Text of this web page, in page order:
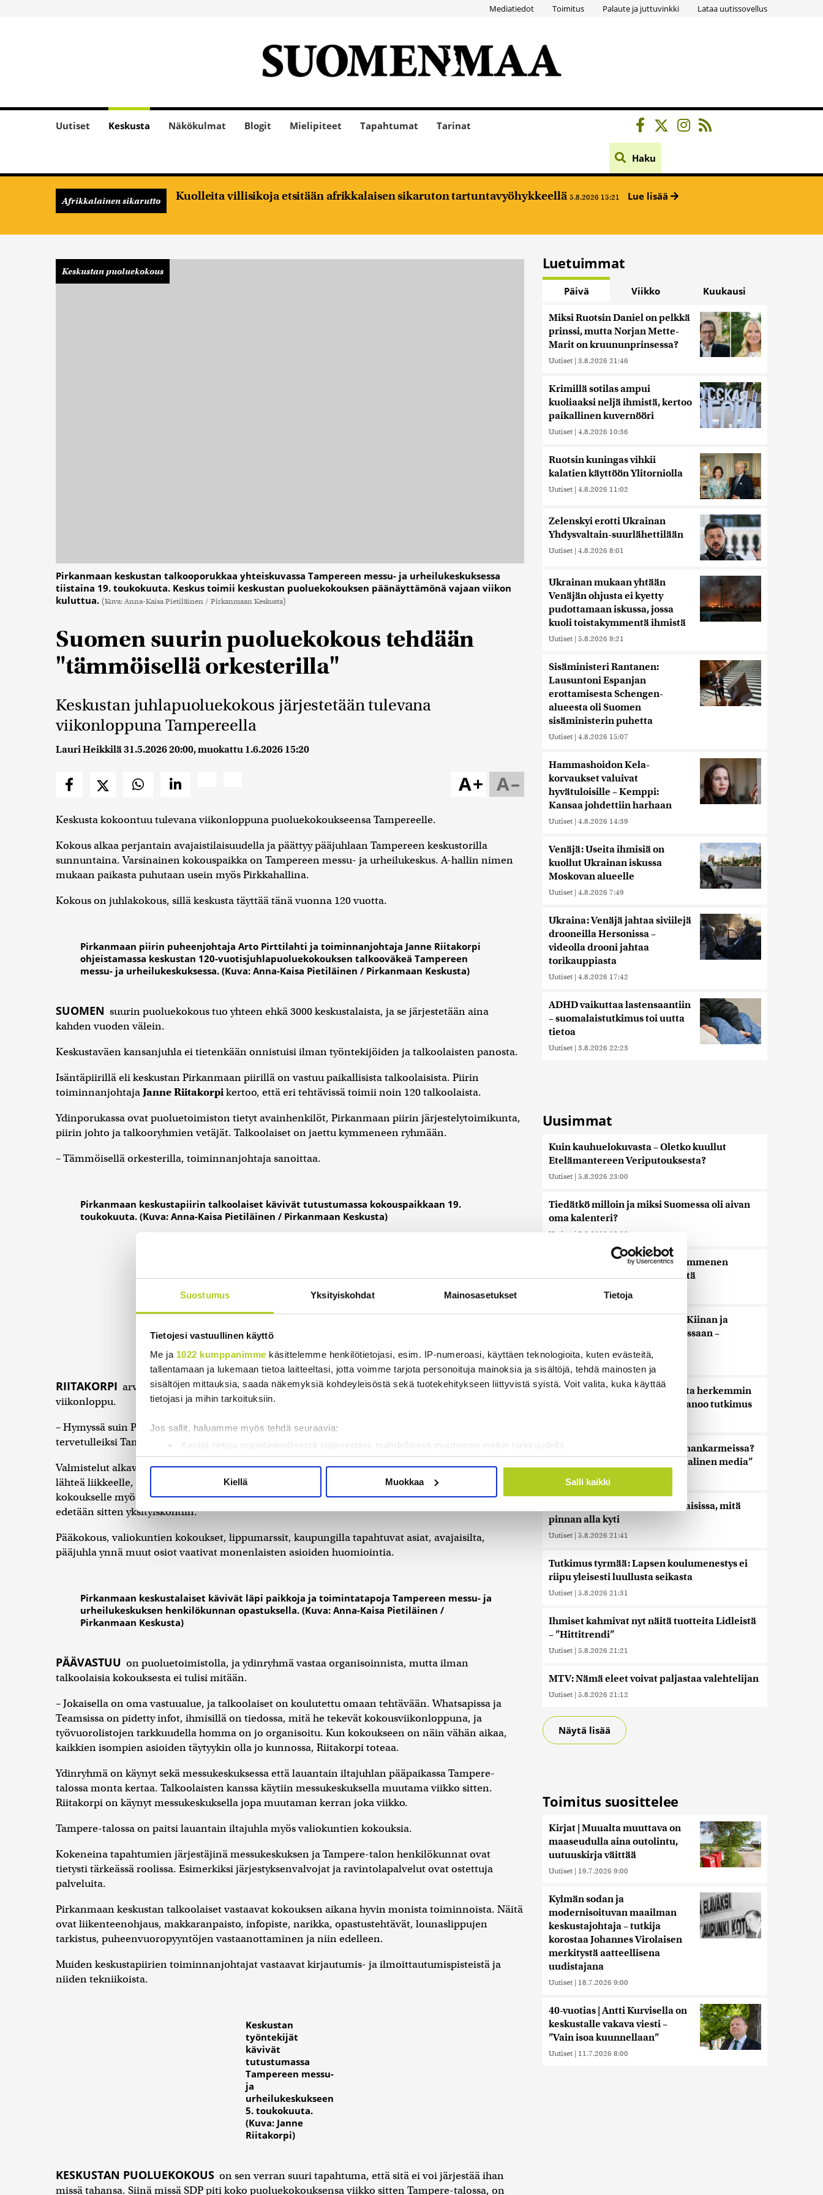
Suostumus Yksityiskohdat Mainosasetukset Tietoja
Tietojesi vastuullinen käyttö
Me ja 1022 kumppanimme käsittelemme henkilötietojasi, esim. IP-numeroasi, käyttäen teknologioita, kuten evästeitä,
tallentamaan ja lukemaan tietoa laitteeltasi, jotta voimme tarjota personoituja mainoksia ja sisältöjä, tehdä mainosten ja
sisältöjen mittauksia, saada näkemyksiä kohdeyleisöstä sekä tuotekehitykseen liittyvistä syistä. Voit valita, kuka käyttää
tietojasi ja mihin tarkoituksiin.
Jos sallit, haluamme myös tehdä seuraavia:
Kerätä tietoja maantieteellisestä sijainnistasi, mahdollisesti muutaman metrin tarkkuudella
Tunnistaa laitteesi skannaamalla sen ominaispiirteitä aktiivisesti (sormenjäljen muodostaminen)
Lue lisää siitä, miten henkilötietojasi käsitellään ja miten voit määrittää asetuksesi
. Voit muuttaa
Käytämme evästeitä tarjoamamme sisällön ja mainosten räätälöimiseen, sosiaalisen median ominaisuuksien tukemiseen
ja kävijämäärämme analysoimiseen. Lisäksi jaamme sosiaalisen median, mainosalan ja analytiikka-alan
kumppaneillemme tietoja siitä, miten käytät sivustoamme. Kumppanimme voivat yhdistää näitä tietoja muihin tietoihin, joita
olet antanut heille tai joita on kerätty, kun olet käyttänyt heidän palvelujaan. Tietoja saatetaan myös siirtää ulkomaille.
Kiellä Muokkaa Salli kaikki
Mediatiedot Toimitus Palaute ja juttuvinkki Lataa uutissovellus
Uutiset Keskusta Näkökulmat Blogit Mielipiteet Tapahtumat Tarinat
Haku
Afrikkalainen sikarutto Kuolleita villisikoja etsitään afrikkalaisen sikaruton tartuntavyöhykkeellä 5.8.2026 15:21 Lue lisää
Keskustan puoluekokous
Pirkanmaan keskustan talkooporukkaa yhteiskuvassa Tampereen messu- ja urheilukeskuksessa
tiistaina 19. toukokuuta. Keskus toimii keskustan puoluekokouksen päänäyttämönä vajaan viikon
kuluttua. (Kuva: Anna-Kaisa Pietiläinen / Pirkanmaan Keskusta)
Suomen suurin puoluekokous tehdään
"tämmöisellä orkesterilla"
Keskustan juhlapuoluekokous järjestetään tulevana
viikonloppuna Tampereella
Lauri Heikkilä31.5.2026 20:00, muokattu 1.6.2026 15:20
A–
A+
Keskusta kokoontuu tulevana viikonloppuna puoluekokoukseensa Tampereelle.
Kokous alkaa perjantain avajaistilaisuudella ja päättyy pääjuhlaan Tampereen keskustorilla
sunnuntaina. Varsinainen kokouspaikka on Tampereen messu- ja urheilukeskus. A-hallin nimen
mukaan paikasta puhutaan usein myös Pirkkahallina.
Kokous on juhlakokous, sillä keskusta täyttää tänä vuonna 120 vuotta.
Pirkanmaan piirin puheenjohtaja Arto Pirttilahti ja toiminnanjohtaja Janne Riitakorpi
ohjeistamassa keskustan 120-vuotisjuhlapuoluekokouksen talkooväkeä Tampereen
messu- ja urheilukeskuksessa. (Kuva: Anna-Kaisa Pietiläinen / Pirkanmaan Keskusta)
SUOMEN suurin puoluekokous tuo yhteen ehkä 3000 keskustalaista, ja se järjestetään aina
kahden vuoden välein.
Keskustaväen kansanjuhla ei tietenkään onnistuisi ilman työntekijöiden ja talkoolaisten panosta.
Isäntäpiirillä eli keskustan Pirkanmaan piirillä on vastuu paikallisista talkoolaisista. Piirin
toiminnanjohtajaJanne Riitakorpikertoo, että eri tehtävissä toimii noin 120 talkoolaista.
Ydinporukassa ovat puoluetoimiston tietyt avainhenkilöt, Pirkanmaan piirin järjestelytoimikunta,
piirin johto ja talkooryhmien vetäjät. Talkoolaiset on jaettu kymmeneen ryhmään.
– Tämmöisellä orkesterilla, toiminnanjohtaja sanoittaa.
Pirkanmaan keskustapiirin talkoolaiset kävivät tutustumassa kokouspaikkaan 19.
toukokuuta. (Kuva: Anna-Kaisa Pietiläinen / Pirkanmaan Keskusta)
kansanjuhlille.
(Kuva: Anna-Kaisa
Pirkanmaan
RIITAKORPI arvelee, että edessä on toisaalta todella työläs, mutta myös todella antoisa
viikonloppu.
– Hymyssä suin Pirkanmaan keskustaväki toivottaa keskustalaiset ympäri Suomen lämpimästi
tervetulleiksi Tampereelle ja juhlakokoukseen.
Valmistelut alkavat toiminnanjohtajan mukaan jo vuoden tai pari ennen itse kokousta. Siitä tulee
lähteä liikkeelle, että kokouspaikka on kunnossa, riittävät kokoustilat löytyvät paitsi varsinaiselle
kokoukselle myös oheistoiminnoille, ja majoitukset ja kulkemiset saadaan hoitumaan. Siitä
edetään sitten yksityiskohtiin.
Pääkokous, valiokuntien kokoukset, lippumarssit, kaupungilla tapahtuvat asiat, avajaisilta,
pääjuhla ynnä muut osiot vaativat monenlaisten asioiden huomiointia.
Pirkanmaan keskustalaiset kävivät läpi paikkoja ja toimintatapoja Tampereen messu- ja
urheilukeskuksen henkilökunnan opastuksella. (Kuva: Anna-Kaisa Pietiläinen /
Pirkanmaan Keskusta)
PÄÄVASTUU on puoluetoimistolla, ja ydinryhmä vastaa organisoinnista, mutta ilman
talkoolaisia kokouksesta ei tulisi mitään.
– Jokaisella on oma vastuualue, ja talkoolaiset on koulutettu omaan tehtävään. Whatsapissa ja
Teamsissa on pidetty infot, ihmisillä on tiedossa, mitä he tekevät kokousviikonloppuna, ja
työvuorolistojen tarkkuudella homma on jo organisoitu. Kun kokoukseen on näin vähän aikaa,
kaikkien isompien asioiden täytyykin olla jo kunnossa, Riitakorpi toteaa.
Ydinryhmä on käynyt sekä messukeskuksessa että lauantain iltajuhlan pääpaikassa Tampere-
talossa monta kertaa. Talkoolaisten kanssa käytiin messukeskuksella muutama viikko sitten.
Riitakorpi on käynyt messukeskuksella jopa muutaman kerran joka viikko.
Tampere-talossa on paitsi lauantain iltajuhla myös valiokuntien kokouksia.
Kokeneina tapahtumien järjestäjinä messukeskuksen ja Tampere-talon henkilökunnat ovat
tietysti tärkeässä roolissa. Esimerkiksi järjestyksenvalvojat ja ravintolapalvelut ovat ostettuja
palveluita.
Pirkanmaan keskustan talkoolaiset vastaavat kokouksen aikana hyvin monista toiminnoista. Näitä
ovat liikenteenohjaus, makkaranpaisto, infopiste, narikka, opastustehtävät, lounaslippujen
tarkistus, puheenvuoropyyntöjen vastaanottaminen ja niin edelleen.
Muiden keskustapiirien toiminnanjohtajat vastaavat kirjautumis- ja ilmoittautumispisteistä ja
niiden tekniikoista.
Keskustan
työntekijät
kävivät
tutustumassa
Tampereen messu-
ja
urheilukeskukseen
5. toukokuuta.
(Kuva: Janne
Riitakorpi)
KESKUSTAN PUOLUEKOKOUS on sen verran suuri tapahtuma, että sitä ei voi järjestää ihan
missä tahansa. Siinä missä SDP piti koko puoluekokouksensa viikko sitten Tampere-talossa, on
Luetuimmat
Päivä Viikko Kuukausi
Miksi Ruotsin Daniel on pelkkä
prinssi, mutta Norjan Mette-
Marit on kruununprinsessa?
Uutiset | 3.8.2026 21:46
Krimillä sotilas ampui
kuoliaaksi neljä ihmistä, kertoo
paikallinen kuvernööri
Uutiset | 4.8.2026 10:36
Ruotsin kuningas vihkii
kalatien käyttöön Ylitorniolla
Uutiset | 4.8.2026 11:02
Zelenskyi erotti Ukrainan
Yhdysvaltain-suurlähettilään
Uutiset | 4.8.2026 8:01
Ukrainan mukaan yhtään
Venäjän ohjusta ei kyetty
pudottamaan iskussa, jossa
kuoli toistakymmentä ihmistä
Uutiset | 5.8.2026 9:21
Sisäministeri Rantanen:
Lausuntoni Espanjan
erottamisesta Schengen-
alueesta oli Suomen
sisäministerin puhetta
Uutiset | 4.8.2026 15:07
Hammashoidon Kela-
korvaukset valuivat
hyvätuloisille – Kemppi:
Kansaa johdettiin harhaan
Uutiset | 4.8.2026 14:39
Venäjä: Useita ihmisiä on
kuollut Ukrainan iskussa
Moskovan alueelle
Uutiset | 4.8.2026 7:49
Ukraina: Venäjä jahtaa siviilejä
drooneilla Hersonissa –
videolla drooni jahtaa
torikauppiasta
Uutiset | 4.8.2026 17:42
ADHD vaikuttaa lastensaantiin
– suomalaistutkimus toi uutta
tietoa
Uutiset | 3.8.2026 22:23
Uusimmat
Kuin kauhuelokuvasta – Oletko kuullut
Etelämantereen Veriputouksesta?
Uutiset | 5.8.2026 23:00
Tiedätkö milloin ja miksi Suomessa oli aivan
oma kalenteri?
Uutiset | 5.8.2026 22:30
Murska-arvio: Nato on vuosikymmenen
jäljessä Venäjän suorituskyvystä
5.8.2026 22:15
Reuters: FBI aloitti yhteistyön Kiinan ja
Venäjän kanssa, kriitikot huolissaan –
Uutiset
Nämä ihmiset sairastuvat muita herkemmin
sydän- ja verisuonitauteihin, sanoo tutkimus
Oletko ihmetellyt peilejä ikkunankarmeissa?
Tällainen oli 1800-luvun ”sosiaalinen media”
Uutiset 5.8.2026 21:45
Harva tajusi Hitlerin olympialaisissa, mitä
pinnan alla kyti
Uutiset | 5.8.2026 21:41
Tutkimus tyrmää: Lapsen koulumenestys ei
riipu yleisesti luullusta seikasta
Uutiset | 5.8.2026 21:31
Ihmiset kahmivat nyt näitä tuotteita Lidleistä
– ”Hittitrendi”
Uutiset | 5.8.2026 21:21
MTV: Nämä eleet voivat paljastaa valehtelijan
Uutiset | 5.8.2026 21:12
Näytä lisää
Toimitus suosittelee
Kirjat | Muualta muuttava on
maaseudulla aina outolintu,
uutuuskirja väittää
Uutiset | 19.7.2026 9:00
Kylmän sodan ja
modernisoituvan maailman
keskustajohtaja – tutkija
korostaa Johannes Virolaisen
merkitystä aatteellisena
uudistajana
Uutiset | 18.7.2026 9:00
40-vuotias | Antti Kurvisella on
keskustalle vakava viesti –
”Vain isoa kuunnellaan”
Uutiset | 11.7.2026 8:00